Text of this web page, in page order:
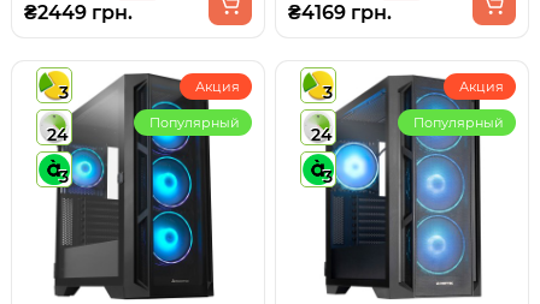
₴2449 грн. ₴4169 грн.
3
24
3
Акция
Популярный
3
24
3
Акция
Популярный